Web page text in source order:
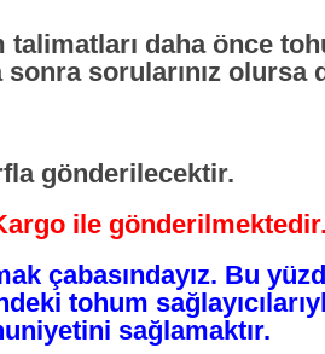
daha önce
sorularınız olursa
gönderilecektir.
ile gönderilmektedir.
çabasındayız. Bu
tohum
sağlamaktır.